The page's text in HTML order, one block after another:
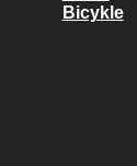
Bicykle